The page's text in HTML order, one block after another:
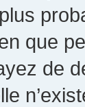
que
de